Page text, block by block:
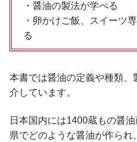
・醤油の製法が学べる
・卵かけご飯、スイーツ
る
本書では醤油の定義や種類
介しています。
日本国内には1400蔵もの醤
県でどのような醤油が作ら